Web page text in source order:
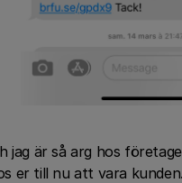
jag är så arg hos
er till nu att vara